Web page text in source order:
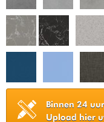
Binnen 24
Upload hier